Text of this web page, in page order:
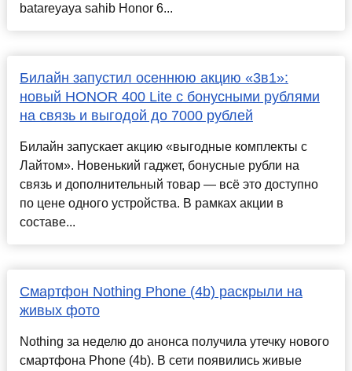
batareyaya sahib Honor 6...
Билайн запустил осеннюю акцию «3в1»:
новый HONOR 400 Lite с бонусными рублями
на связь и выгодой до 7000 рублей
Билайн запускает акцию «выгодные комплекты с
Лайтом». Новенький гаджет, бонусные рубли на
связь и дополнительный товар — всё это доступно
по цене одного устройства. В рамках акции в
составе...
Смартфон Nothing Phone (4b) раскрыли на
живых фото
Nothing за неделю до анонса получила утечку нового
смартфона Phone (4b). В сети появились живые